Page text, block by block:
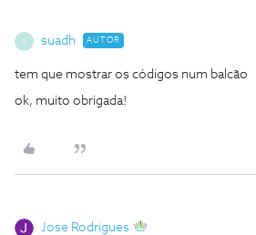
S suadh AUTOR
tem que mostrar os códigos num balcão
ok, muito obrigada!
Jose Rodrigues